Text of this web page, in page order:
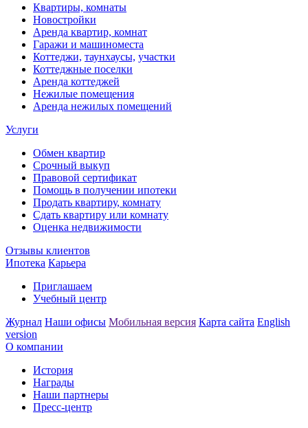
Квартиры, комнаты
Новостройки
Аренда квартир, комнат
Гаражи и машиноместа
Коттеджи, таунхаусы, участки
Коттеджные поселки
Аренда коттеджей
Нежилые помещения
Аренда нежилых помещений
Услуги
Обмен квартир
Срочный выкуп
Правовой сертификат
Помощь в получении ипотеки
Продать квартиру, комнату
Сдать квартиру или комнату
Оценка недвижимости
Отзывы клиентов
Ипотека Карьера
Приглашаем
Учебный центр
Журнал Наши офисы Мобильная версия Карта сайта English
version
О компании
История
Награды
Наши партнеры
Пресс-центр